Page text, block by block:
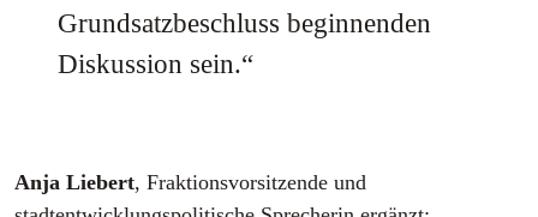
Grundsatzbeschluss beginnenden
Diskussion sein.“
Anja Liebert, Fraktionsvorsitzende und